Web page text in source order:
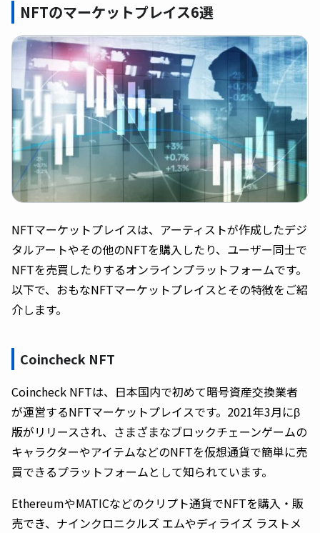
NFTのマーケットプレイス6選
NFTマーケットプレイスは、アーティストが作成したデジ
タルアートやその他のNFTを購入したり、ユーザー同士で
NFTを売買したりするオンラインプラットフォームです。
以下で、おもなNFTマーケットプレイスとその特徴をご紹
介します。
Coincheck NFT
Coincheck NFTは、日本国内で初めて暗号資産交換業者
が運営するNFTマーケットプレイスです。2021年3月にβ
版がリリースされ、さまざまなブロックチェーンゲームの
キャラクターやアイテムなどのNFTを仮想通貨で簡単に売
買できるプラットフォームとして知られています。
EthereumやMATICなどのクリプト通貨でNFTを購入・販
売でき、ナインクロニクルズ エムやディライズ ラストメ